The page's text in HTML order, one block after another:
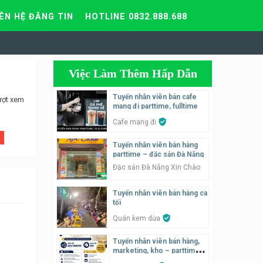
HỆ ĐĂNG TIN HOTLINE 0832.888.688
xem
Việc Làm Thêm Hấp Dẫn
Tuyển nhân viên bán cafe
mang đi parttime, fulltime
Cafe mang đi
Tuyển nhân viên bán hàng
parttime – đặc sản Đà Nẵng
Đặc sản Đà Nẵng Xin Chào
Tuyển nhân viên bán hàng ca
tối
Quán kem dừa
Tuyển nhân viên bán hàng,
marketing, kho – parttime,